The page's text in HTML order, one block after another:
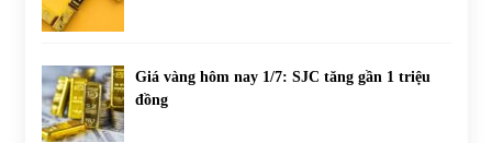
Giá vàng hôm nay 1/7: SJC tăng gần 1 triệu
đồng